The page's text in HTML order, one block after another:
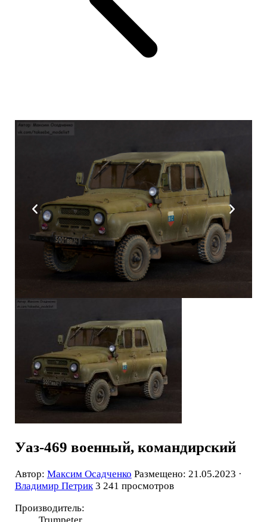
Уаз-469 военный, командирский
Автор: Максим Осадченко Размещено: 21.05.2023 ·
Владимир Петрик 3 241 просмотров
Производитель: